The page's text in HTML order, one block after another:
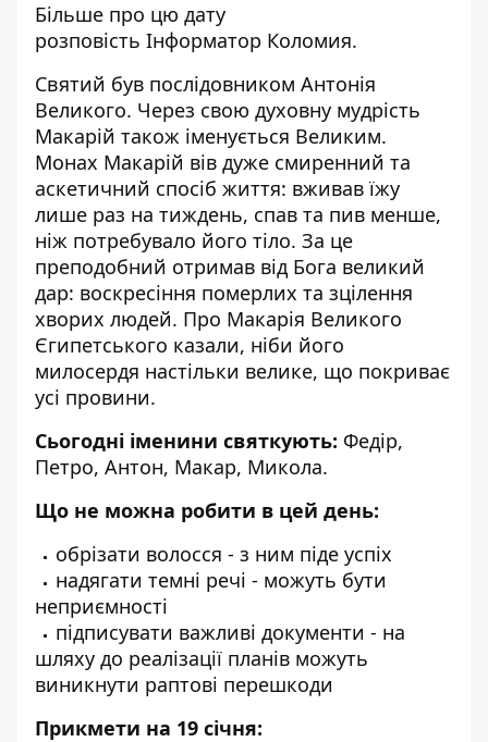
Більше про цю дату
розповість Інформатор Коломия.
Святий був послідовником Антонія
Великого. Через свою духовну мудрість
Макарій також іменується Великим.
Монах Макарій вів дуже смиренний та
аскетичний спосіб життя: вживав їжу
лише раз на тиждень, спав та пив менше,
ніж потребувало його тіло. За це
преподобний отримав від Бога великий
дар: воскресіння померлих та зцілення
хворих людей. Про Макарія Великого
Єгипетського казали, ніби його
милосердя настільки велике, що покриває
усі провини.
Сьогодні іменини святкують: Федір,
Петро, Антон, Макар, Микола.
Що не можна робити в цей день:
обрізати волосся - з ним піде успіх
надягати темні речі - можуть бути
неприємності
підписувати важливі документи - на
шляху до реалізації планів можуть
виникнути раптові перешкоди
Прикмети на 19 січня: